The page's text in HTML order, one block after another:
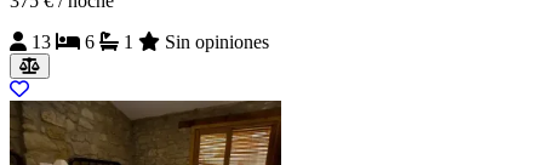
13
6 1 Sin opiniones